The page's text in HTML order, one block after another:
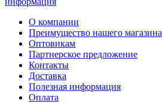
О компании
Преимущество нашего магазина
Оптовикам
Партнерское предложение
Контакты
Доставка
Полезная информация
Оплата